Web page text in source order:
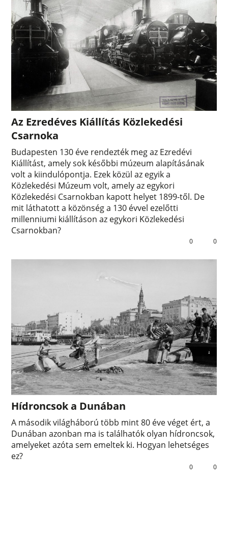
Az Ezredéves Kiállítás Közlekedési
Csarnoka
Budapesten 130 éve rendezték meg az Ezredévi
Kiállítást, amely sok későbbi múzeum alapításának
volt a kiindulópontja. Ezek közül az egyik a
Közlekedési Múzeum volt, amely az egykori
Közlekedési Csarnokban kapott helyet 1899-től. De
mit láthatott a közönség a 130 évvel ezelőtti
millenniumi kiállításon az egykori Közlekedési
Csarnokban?
0 0
Hídroncsok a Dunában
A második világháború több mint 80 éve véget ért, a
Dunában azonban ma is találhatók olyan hídroncsok,
amelyeket azóta sem emeltek ki. Hogyan lehetséges
ez?
0 0